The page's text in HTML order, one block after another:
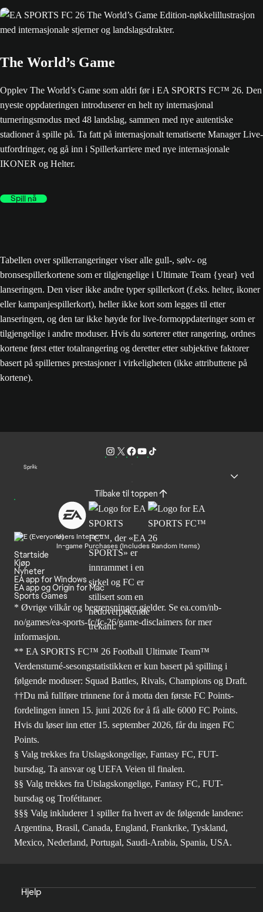
The World’s Game
Opplev The World’s Game som aldri før i EA SPORTS FC™ 26. Den
nyeste oppdateringen introduserer en helt ny internasjonal
turneringsmodus med 48 landslag, sammen med nye autentiske
stadioner å spille på. Ta fatt på internasjonalt tematiserte Manager Live-
utfordringer, og gå inn i Spillerkarriere med nye internasjonale
IKONER og Helter.
Spill nå
Tabellen over spillerrangeringer viser alle gull-, sølv- og
bronsespillerkortene som er tilgjengelige i Ultimate Team {year} ved
lanseringen. Den viser ikke andre typer spillerkort (f.eks. helter, ikoner
eller kampanjespillerkort), heller ikke kort som legges til etter
lanseringen, og den tar ikke høyde for live-formoppdateringer som er
tilgjengelige i andre moduser. Hvis du sorterer etter rangering, ordnes
kortene først etter totalrangering og deretter etter subjektive faktorer
basert på spillernes prestasjoner i virkeligheten (ikke attributtene på
kortene).
Språk
Tilbake til toppen
Users Interact
In-game Purchases (Includes Random Items)
Startside
Kjøp
Nyheter
EA app for Windows
EA app og Origin for Mac
Sports Games
* Øvrige vilkår og begrensninger gjelder. Se ea.com/nb-
no/games/ea-sports-fc/fc-26/game-disclaimers for mer
informasjon.
** EA SPORTS FC™ 26 Football Ultimate Team™
Verdensturné-sesongstatistikken er kun basert på spilling i
følgende moduser: Squad Battles, Rivals, Champions og Draft.
††Du må fullføre trinnene for å motta den første FC Points-
fordelingen innen 15. juni 2026 for å få alle 6000 FC Points.
Hvis du løser inn etter 15. september 2026, får du ingen FC
Points.
§ Valg trekkes fra Utslagskongelige, Fantasy FC, FUT-
bursdag, Ta ansvar og UEFA Veien til finalen.
§§ Valg trekkes fra Utslagskongelige, Fantasy FC, FUT-
bursdag og Trofétitaner.
§§§ Valg inkluderer 1 spiller fra hvert av de følgende landene:
Argentina, Brasil, Canada, England, Frankrike, Tyskland,
Mexico, Nederland, Portugal, Saudi-Arabia, Spania, USA.
Hjelp